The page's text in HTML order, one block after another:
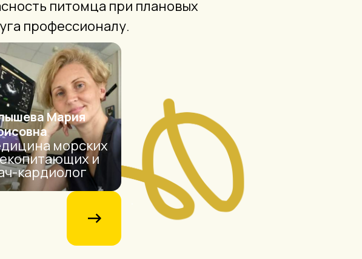
питомца при плановых
профессионалу.
Мария
морских
и
кардиолог